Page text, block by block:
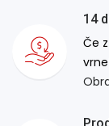
14
Če